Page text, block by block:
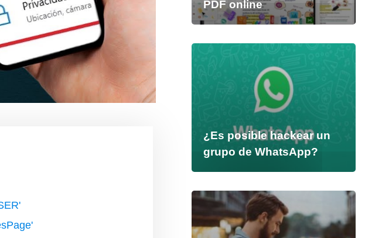
PDF online
¿Es posible hackear un
grupo de WhatsApp?